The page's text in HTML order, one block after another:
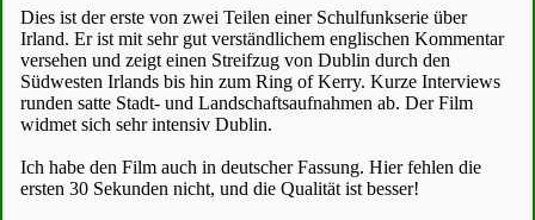
Dies ist der erste von zwei Teilen einer Schulfunkserie über
Irland. Er ist mit sehr gut verständlichem englischen Kommentar
versehen und zeigt einen Streifzug von Dublin durch den
Südwesten Irlands bis hin zum Ring of Kerry. Kurze Interviews
runden satte Stadt- und Landschaftsaufnahmen ab. Der Film
widmet sich sehr intensiv Dublin.
Ich habe den Film auch in deutscher Fassung. Hier fehlen die
ersten 30 Sekunden nicht, und die Qualität ist besser!